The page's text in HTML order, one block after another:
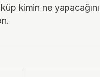
kimin ne